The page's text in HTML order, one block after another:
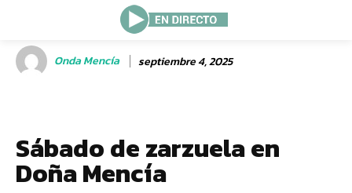
Onda Mencía septiembre 4, 2025
Sábado de zarzuela en
Doña Mencía